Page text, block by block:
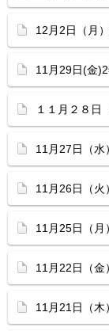
12月2日（月
11月29日(金
１１月２８日
11月27日（
11月26日（火
11月25日（月
11月22日（金
11月21日（木